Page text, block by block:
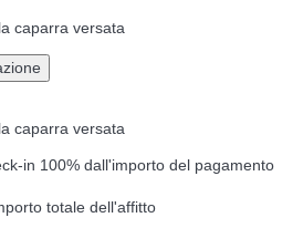
caparra versata
caparra versata
in 100% dall'importo del pagamento
totale dell'affitto